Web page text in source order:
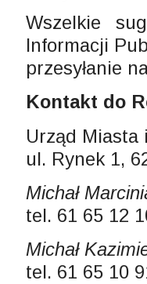
Wszelkie
Informacji
przesyłanie
Kontakt do
Urząd Miasta
ul. Rynek 1,
Michał
tel. 61 65 12
Michał
tel. 61 65 10